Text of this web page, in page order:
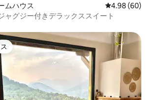
ムハウス レビュー60件
4.98 (60)
ャグジー付きデラックススイート
ョイスです。